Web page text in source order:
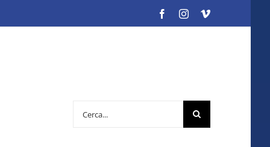
FacebookInstagramVimeo